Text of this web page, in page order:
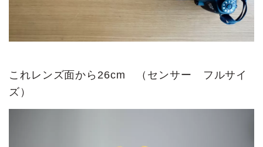
これレンズ面から26cm （センサー フルサイ
ズ）